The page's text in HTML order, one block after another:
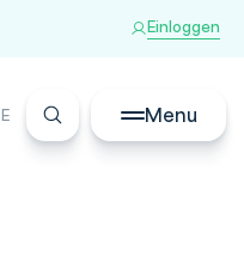
Einloggen
Menu